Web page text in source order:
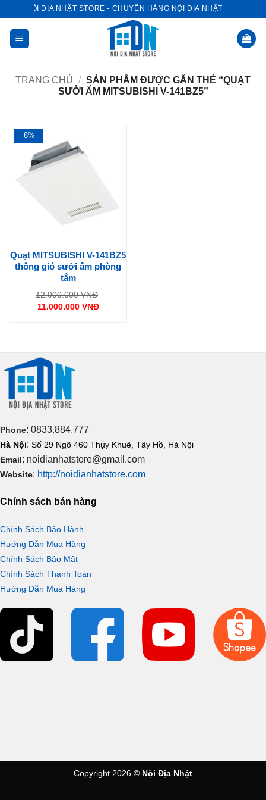
dung
NỘI ĐỊA NHẬT STORE - CHUYÊN HÀNG NỘI ĐỊA NHẬT
TRANG CHỦ / SẢN PHẨM ĐƯỢC GẮN THẺ “QUẠT
SƯỞI ẤM MITSUBISHI V-141BZ5”
-8%
Quạt MITSUBISHI V-141BZ5
thông gió sưởi ấm phòng
tắm
12.000.000VNĐ
11.000.000 VNĐ
Phone: 0833.884.777
Hà Nội: Số 29 Ngõ 460 Thụy Khuê, Tây Hồ, Hà Nội
Email: noidianhatstore@gmail.com
Website: http://noidianhatstore.com
Chính sách bán hàng
Chính Sách Bảo Hành
Hướng Dẫn Mua Hàng
Chính Sách Bảo Mật
Chính Sách Thanh Toán
Hướng Dẫn Mua Hàng
Copyright 2026 © Nội Địa Nhật